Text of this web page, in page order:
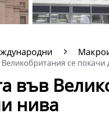
се покачи
във
нива